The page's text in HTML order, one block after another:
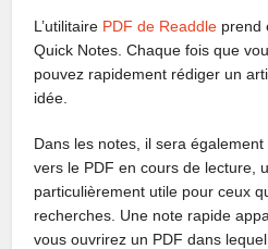
L’utilitaire PDF de Readdle prend
Quick Notes. Chaque fois que
pouvez rapidement rédiger un
idée.
Dans les notes, il sera également
vers le PDF en cours de lecture,
particulièrement utile pour ceux
recherches. Une note rapide
vous ouvrirez un PDF dans